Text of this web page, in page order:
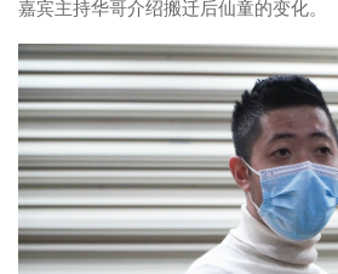
嘉宾主持华哥介绍搬迁后仙童的变化。